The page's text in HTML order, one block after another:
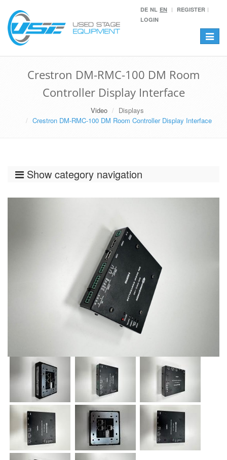
DE NL EN
REGISTER
LOGIN
Toggle
Crestron DM-RMC-100 DM Room
Controller Display Interface
Video
Displays
Crestron DM-RMC-100 DM Room Controller Display Interface
Show category navigation